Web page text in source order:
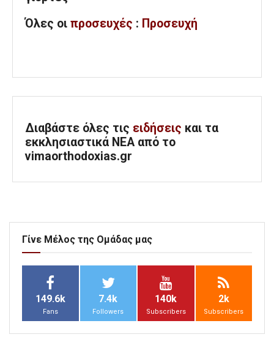
Όλες οι προσευχές : Προσευχή
Διαβάστε όλες τις ειδήσεις και τα
εκκλησιαστικά ΝΕΑ από το
vimaorthodoxias.gr
Γίνε Μέλος της Ομάδας μας
149.6k
Fans
7.4k
Followers
140k
Subscribers
2k
Subscribers